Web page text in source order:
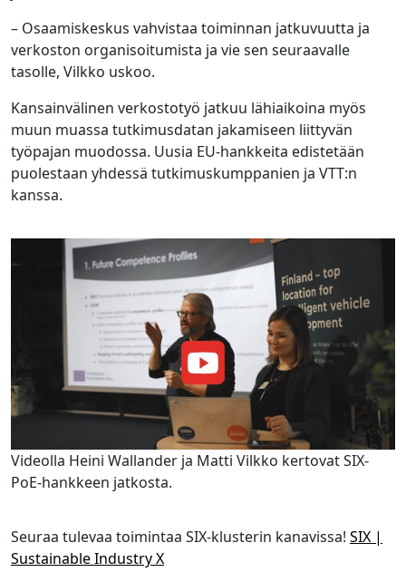
– Osaamiskeskus vahvistaa toiminnan jatkuvuutta ja
verkoston organisoitumista ja vie sen seuraavalle
tasolle, Vilkko uskoo.
Kansainvälinen verkostotyö jatkuu lähiaikoina myös
muun muassa tutkimusdatan jakamiseen liittyvän
työpajan muodossa. Uusia EU-hankkeita edistetään
puolestaan yhdessä tutkimuskumppanien ja VTT:n
kanssa.
Videolla Heini Wallander ja Matti Vilkko kertovat SIX-
PoE-hankkeen jatkosta.
Seuraa tulevaa toimintaa SIX-klusterin kanavissa! SIX |
Sustainable Industry X